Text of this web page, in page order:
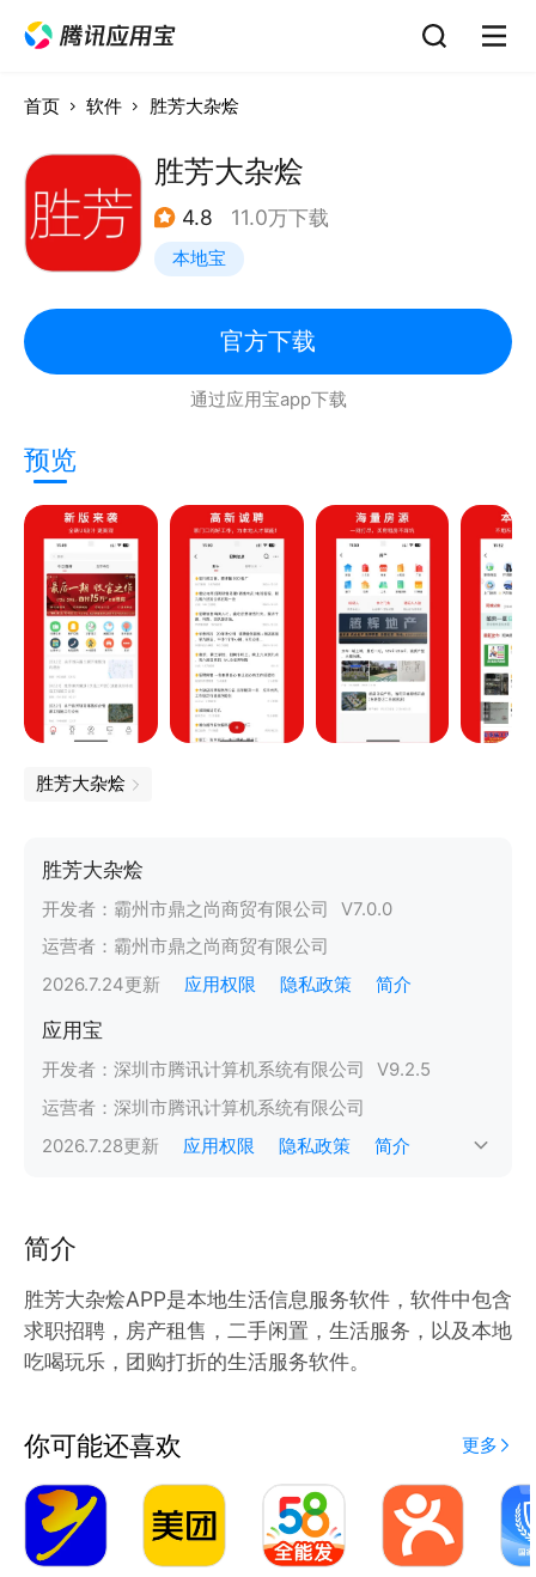
首页 软件 胜芳大杂烩
胜芳大杂烩
4.8 11.0万下载
本地宝
官方下载
通过应用宝app下载
预览
胜芳大杂烩
胜芳大杂烩
开发者： 霸州市鼎之尚商贸有限公司 V7.0.0
运营者： 霸州市鼎之尚商贸有限公司
2026.7.24更新 应用权限 隐私政策 简介
应用宝
开发者： 深圳市腾讯计算机系统有限公司 V9.2.5
运营者： 深圳市腾讯计算机系统有限公司
2026.7.28更新 应用权限 隐私政策 简介
简介
胜芳大杂烩APP是本地生活信息服务软件，软件中包含
求职招聘，房产租售，二手闲置，生活服务，以及本地
吃喝玩乐，团购打折的生活服务软件。
你可能还喜欢 更多